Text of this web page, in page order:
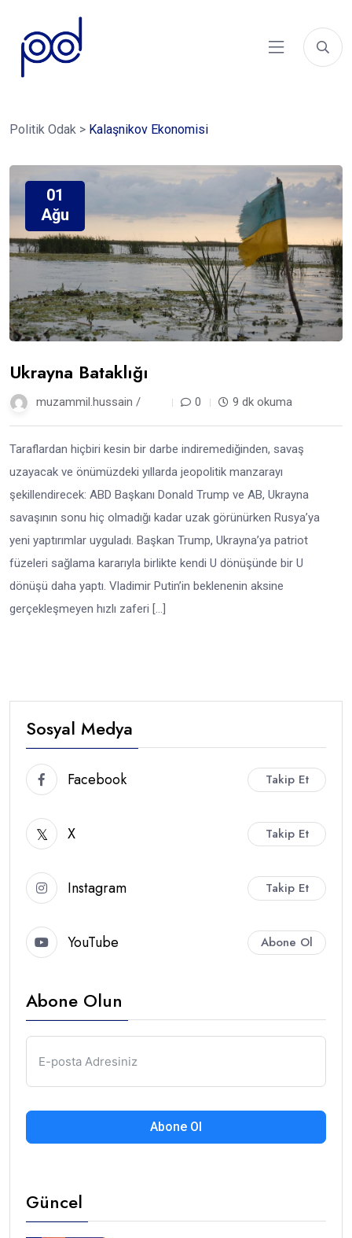
Politik Odak > Kalaşnikov Ekonomisi
01
Ağu
Ukrayna Bataklığı
muzammil.hussain / 0 9 dk okuma
Taraflardan hiçbiri kesin bir darbe indiremediğinden, savaş
uzayacak ve önümüzdeki yıllarda jeopolitik manzarayı
şekillendirecek: ABD Başkanı Donald Trump ve AB, Ukrayna
savaşının sonu hiç olmadığı kadar uzak görünürken Rusya’ya
yeni yaptırımlar uyguladı. Başkan Trump, Ukrayna’ya patriot
füzeleri sağlama kararıyla birlikte kendi U dönüşünde bir U
dönüşü daha yaptı. Vladimir Putin’in beklenenin aksine
gerçekleşmeyen hızlı zaferi […]
Sosyal Medya
Facebook Takip Et
X Takip Et
Instagram Takip Et
YouTube Abone Ol
Abone Olun
Abone Ol
Güncel